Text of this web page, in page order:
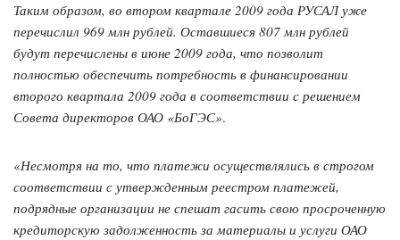
Таким образом, во втором квартале 2009 года РУСАЛ уже
перечислил 969 млн рублей. Оставшиеся 807 млн рублей
будут перечислены в июне 2009 года, что позволит
полностью обеспечить потребность в финансировании
второго квартала 2009 года в соответствии с решением
Совета директоров ОАО «БоГЭС».
«Несмотря на то, что платежи осуществлялись в строгом
соответствии с утвержденным реестром платежей,
подрядные организации не спешат гасить свою просроченную
кредиторскую задолженность за материалы и услуги ОАО